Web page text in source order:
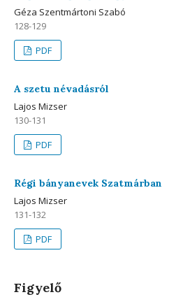
Géza Szentmártoni Szabó
128-129
PDF
A szetu névadásról
Lajos Mizser
130-131
PDF
Régi bányanevek Szatmárban
Lajos Mizser
131-132
PDF
Figyelő